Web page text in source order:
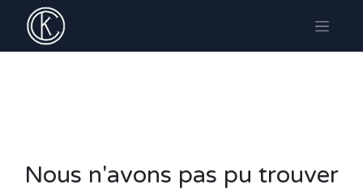
Erreur 404
Nous n'avons pas pu trouver